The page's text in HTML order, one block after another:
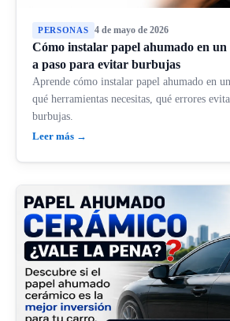
PERSONAS 4 de mayo de 2026
Cómo instalar papel ahumado en
a paso para evitar burbujas
Aprende cómo instalar papel ahumado en
qué herramientas necesitas, qué errores
burbujas.
Leer más →